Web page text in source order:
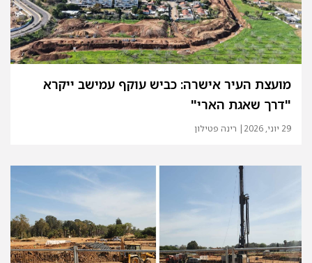
מועצת העיר אישרה: כביש עוקף עמישב ייקרא
"דרך שאגת הארי"
29 יוני, 2026 | רינה פטילון